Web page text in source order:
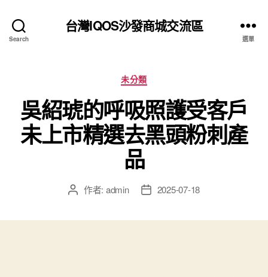
Search
台灣IQOS沙發商城交流區
選單
分
類
未分類
吳紹琥的呼吸照護受客戶
未上市精選去黑頭粉刺產
品
文 作者: admin
文 2025-07-18